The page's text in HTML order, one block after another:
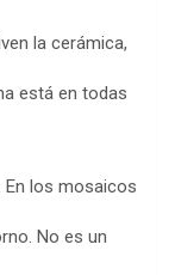
la cerámica,
está en todas
En los mosaicos
No es un